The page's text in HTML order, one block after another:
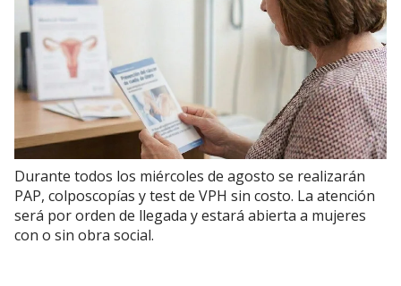
Durante todos los miércoles de agosto se realizarán
PAP, colposcopías y test de VPH sin costo. La atención
será por orden de llegada y estará abierta a mujeres
con o sin obra social.